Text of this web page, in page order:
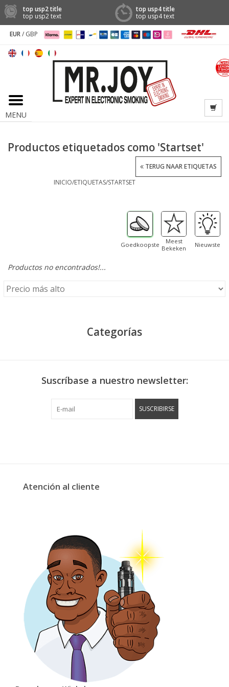
top usp2 title
top usp2 text
top usp4 title
top usp4 text
EUR/ GBP
MENU
Productos etiquetados como 'Startset'
INICIO/ETIQUETAS/STARTSET
TERUG NAAR ETIQUETAS
Goedkoopste
Meest
Bekeken
Nieuwste
Productos no encontrados!...
Categorías
Suscríbase a nuestro newsletter:
SUSCRIBIRSE
Atención al cliente